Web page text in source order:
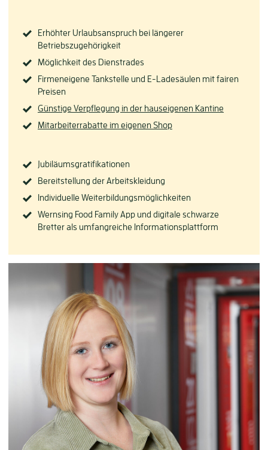
Erhöhter Urlaubsanspruch bei längerer
Betriebszugehörigkeit
Möglichkeit des Dienstrades
Firmeneigene Tankstelle und E-Ladesäulen mit fairen
Preisen
Günstige Verpflegung in der hauseigenen Kantine
Mitarbeiterrabatte im eigenen Shop
Jubiläumsgratifikationen
Bereitstellung der Arbeitskleidung
Individuelle Weiterbildungsmöglichkeiten
Wernsing Food Family App und digitale schwarze
Bretter als umfangreiche Informationsplattform